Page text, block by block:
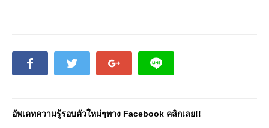
อัพเดทความรู้รอบตัวใหม่ๆทาง Facebook คลิกเลย!!